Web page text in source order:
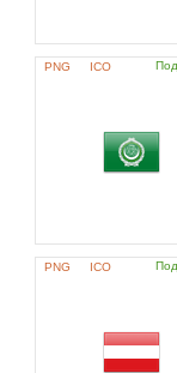
PNG ICO
PNG ICO